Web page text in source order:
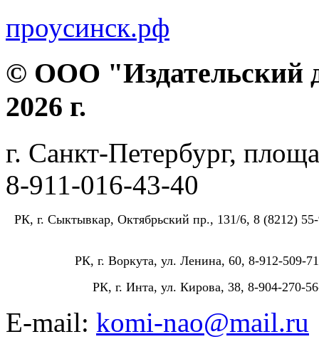
проусинск.рф
© ООО "Издательский
2026 г.
г. Санкт-Петербург,
8-911-016-43-40
РК, г. Сыктывкар, Октябрьский пр., 131/6, 8 (8212)
РК, г. Воркута, ул. Ленина, 60, 8-912-509-
РК, г. Инта, ул. Кирова, 38, 8-904-270-
E-mail: komi-nao@mail.ru